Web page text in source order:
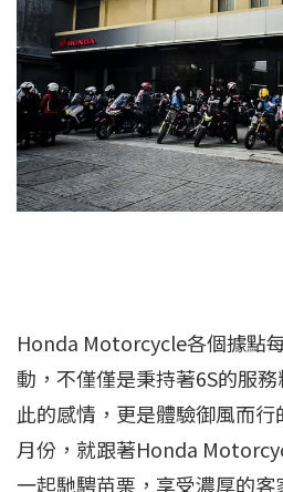
Honda Motorcycle各個據點
動，不僅僅是秉持著6S的服
此的感情，更是體驗御風而
月份，就跟著Honda
一起馳騁苗栗，享受濃厚的